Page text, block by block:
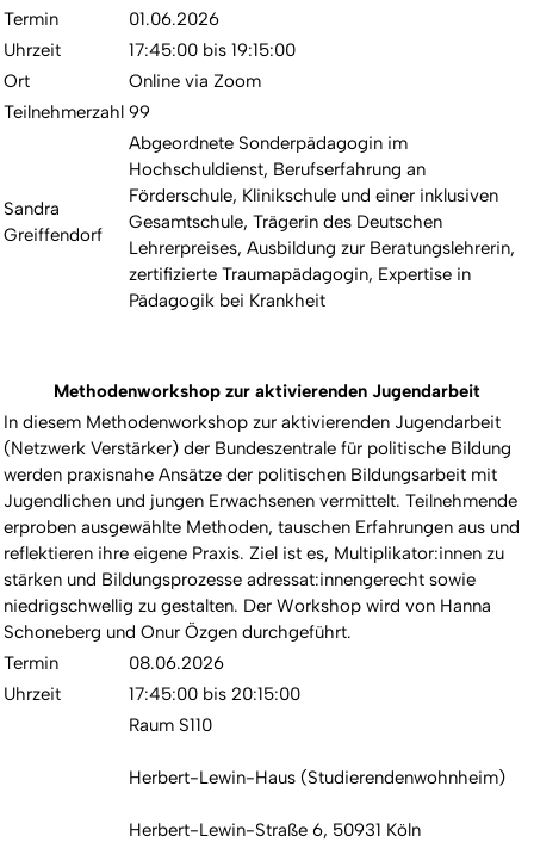
Termin
01.06.2026
Uhrzeit
17:45:00 bis 19:15:00
Ort
Online via Zoom
Teilnehmerzahl 99
Sandra
Greiffendorf
Abgeordnete Sonderpädagogin im
Hochschuldienst, Berufserfahrung an
Förderschule, Klinikschule und einer inklusiven
Gesamtschule, Trägerin des Deutschen
Lehrerpreises, Ausbildung zur Beratungslehrerin,
zertifizierte Traumapädagogin, Expertise in
Pädagogik bei Krankheit
Methodenworkshop zur aktivierenden Jugendarbeit
In diesem Methodenworkshop zur aktivierenden Jugendarbeit
(Netzwerk Verstärker) der Bundeszentrale für politische Bildung
werden praxisnahe Ansätze der politischen Bildungsarbeit mit
Jugendlichen und jungen Erwachsenen vermittelt. Teilnehmende
erproben ausgewählte Methoden, tauschen Erfahrungen aus und
reflektieren ihre eigene Praxis. Ziel ist es, Multiplikator:innen zu
stärken und Bildungsprozesse adressat:innengerecht sowie
niedrigschwellig zu gestalten. Der Workshop wird von Hanna
Schoneberg und Onur Özgen durchgeführt.
Termin
08.06.2026
Uhrzeit
17:45:00 bis 20:15:00
Raum S110
Herbert-Lewin-Haus (Studierendenwohnheim)
Herbert-Lewin-Straße 6, 50931 Köln